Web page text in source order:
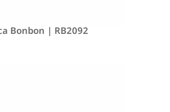
Bonbon | RB2092